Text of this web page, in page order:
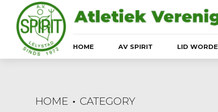
HOME AV SPIRIT LID
HOME CATEGORY